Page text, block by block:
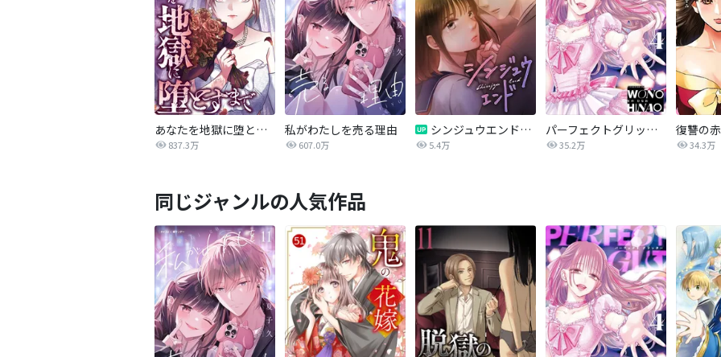
あなたを地獄に堕とすまで
837.3万
私がわたしを売る理由
607.0万
シンジュウエンド【タテヨミ】
5.4万
パーフェクトグリッター
35.2万 34.3万
同じジャンルの人気作品